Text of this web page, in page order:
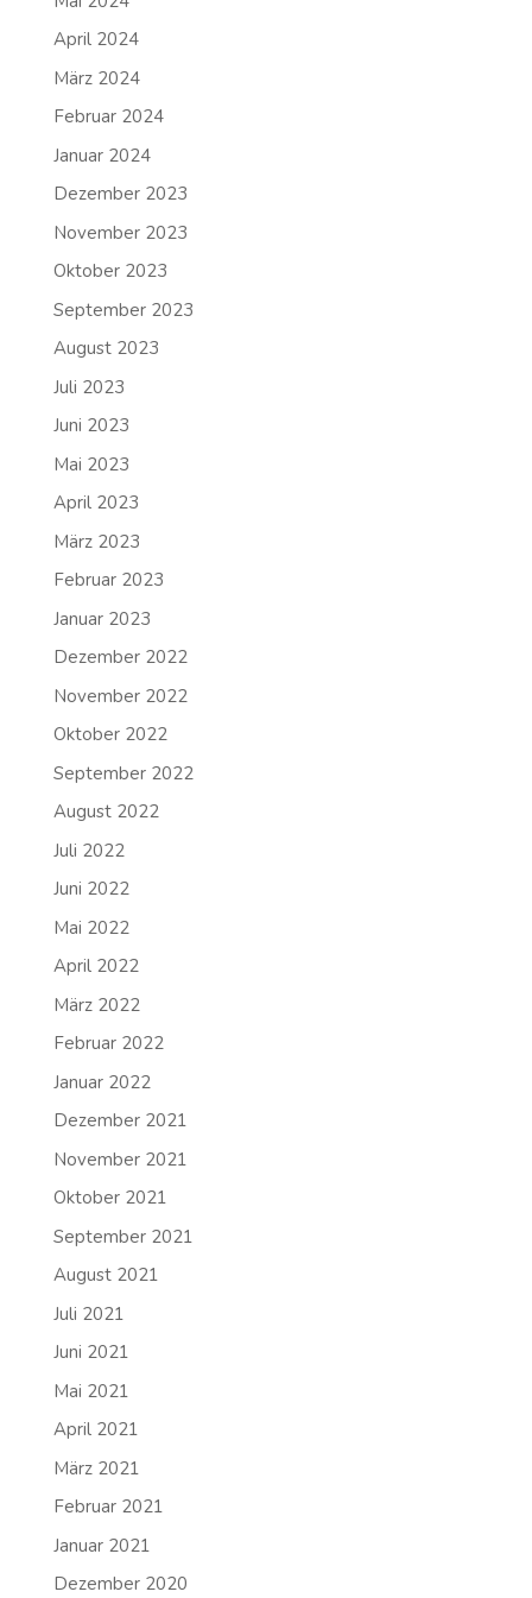
April 2024
März 2024
Februar 2024
Januar 2024
Dezember 2023
November 2023
Oktober 2023
September 2023
August 2023
Juli 2023
Juni 2023
Mai 2023
April 2023
März 2023
Februar 2023
Januar 2023
Dezember 2022
November 2022
Oktober 2022
September 2022
August 2022
Juli 2022
Juni 2022
Mai 2022
April 2022
März 2022
Februar 2022
Januar 2022
Dezember 2021
November 2021
Oktober 2021
September 2021
August 2021
Juli 2021
Juni 2021
Mai 2021
April 2021
März 2021
Februar 2021
Januar 2021
Dezember 2020